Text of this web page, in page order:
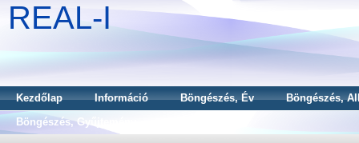
REAL-I
Kezdőlap Információ Böngészés, Év
Böngészés,
Böngészés, Gyűjtemény